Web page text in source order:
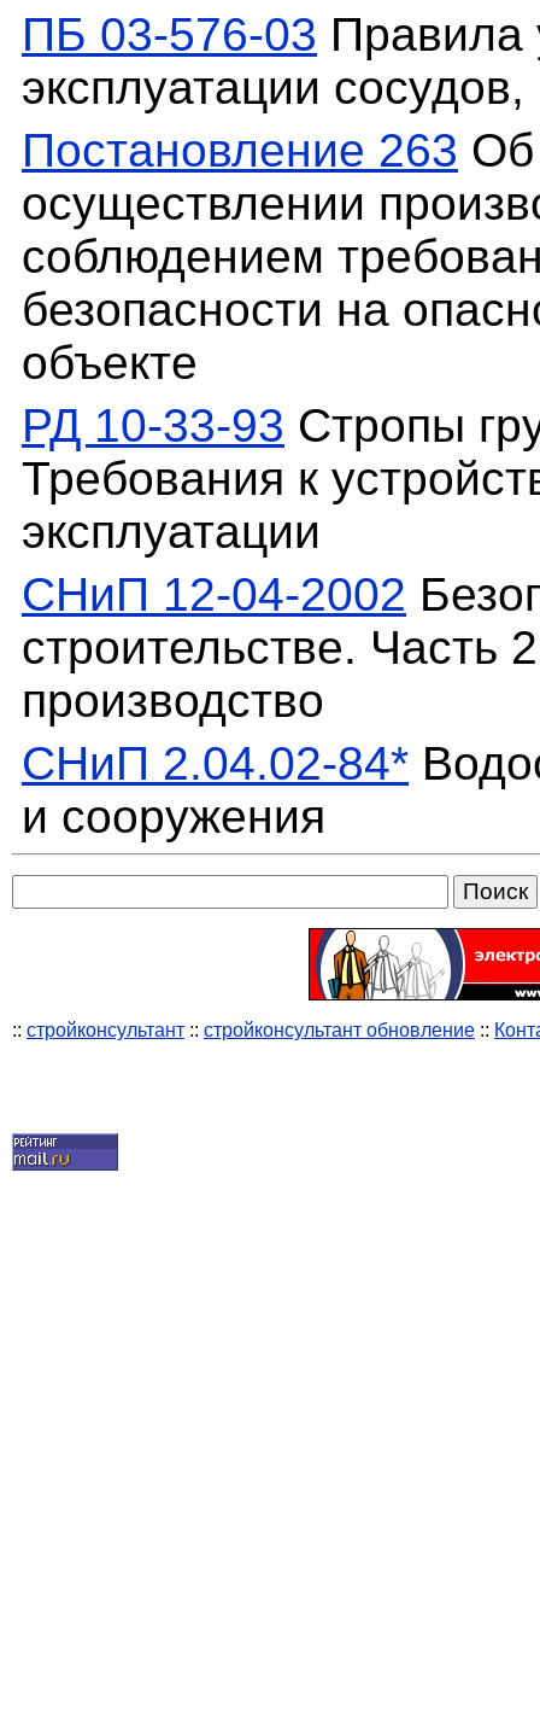
ПБ 03-576-03 Правила
эксплуатации
Постановление 263 Об
осуществлении
соблюдением
безопасности на
объекте
РД 10-33-93 Стропы
Требования к
эксплуатации
СНиП 12-04-2002
строительстве. Часть
производство
СНиП 2.04.02-84*
и сооружения
:: стройконсультант :: стройконсультант обновление ::